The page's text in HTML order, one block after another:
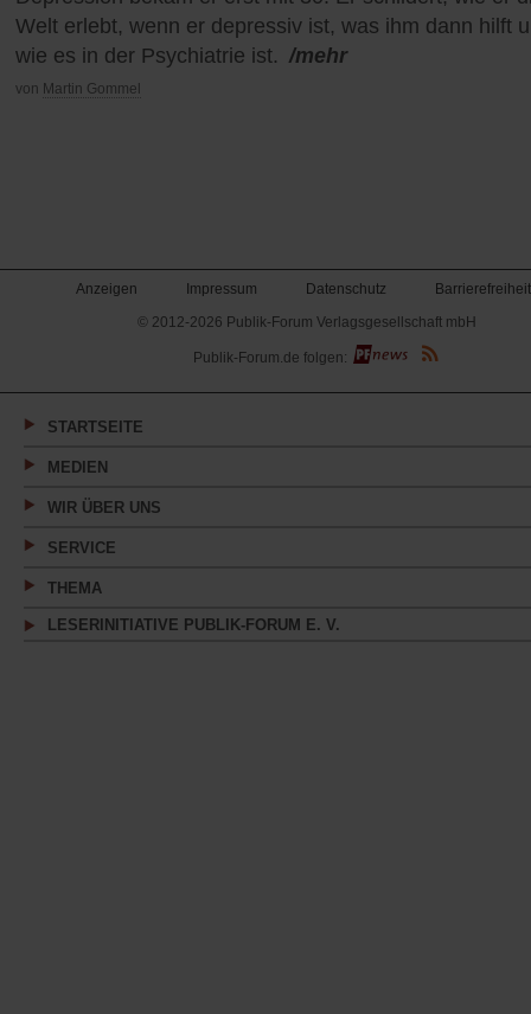
Welt erlebt, wenn er depressiv ist, was ihm dann hilft
wie es in der Psychiatrie ist. /mehr
von Martin Gommel
Anzeigen Impressum Datenschutz
Barrierefreiheit
© 2012-2026 Publik-Forum Verlagsgesellschaft mbH
(Öffnet
in
neuen
Publik-Forum.de folgen:
STARTSEITE
MEDIEN
WIR ÜBER UNS
SERVICE
THEMA
LESERINITIATIVE PUBLIK-FORUM E. V.